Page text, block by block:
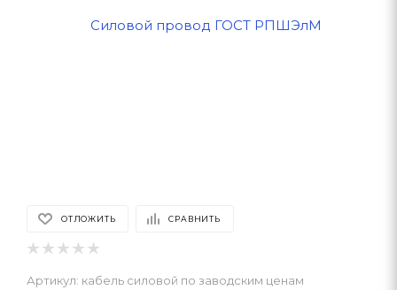
ОТЛОЖИТЬ СРАВНИТЬ
Артикул: кабель силовой по заводским ценам